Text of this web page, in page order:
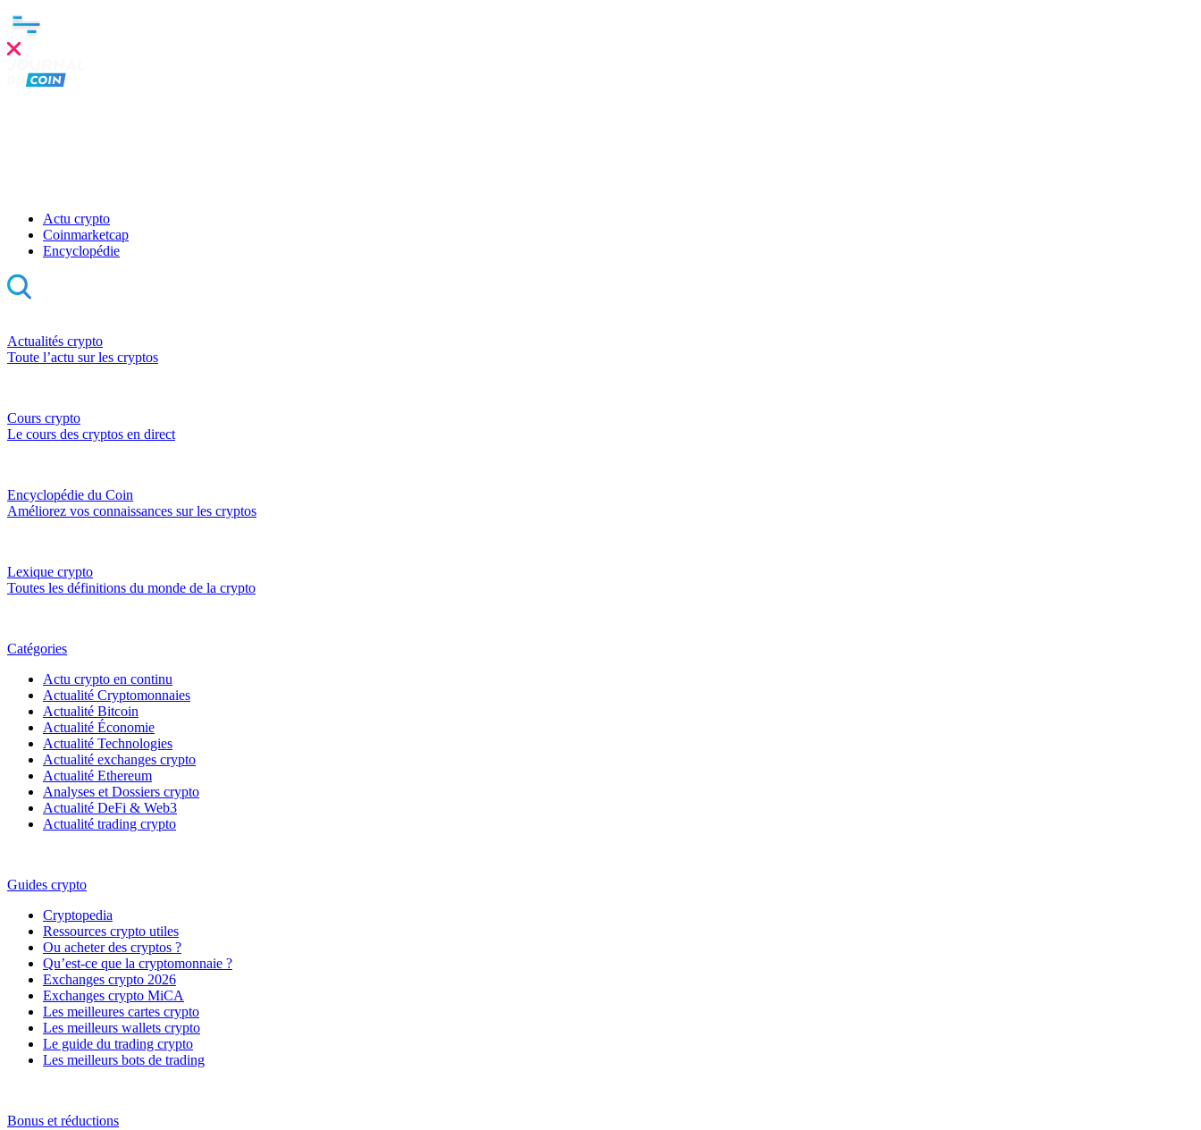
Actu crypto
Coinmarketcap
Encyclopédie
Actualités crypto
Toute l’actu sur les cryptos
Cours crypto
Le cours des cryptos en direct
Encyclopédie du Coin
Améliorez vos connaissances sur les cryptos
Lexique crypto
Toutes les définitions du monde de la crypto
Catégories
Actu crypto en continu
Actualité Cryptomonnaies
Actualité Bitcoin
Actualité Économie
Actualité Technologies
Actualité exchanges crypto
Actualité Ethereum
Analyses et Dossiers crypto
Actualité DeFi & Web3
Actualité trading crypto
Guides crypto
Cryptopedia
Ressources crypto utiles
Ou acheter des cryptos ?
Qu’est-ce que la cryptomonnaie ?
Exchanges crypto 2026
Exchanges crypto MiCA
Les meilleures cartes crypto
Les meilleurs wallets crypto
Le guide du trading crypto
Les meilleurs bots de trading
Bonus et réductions